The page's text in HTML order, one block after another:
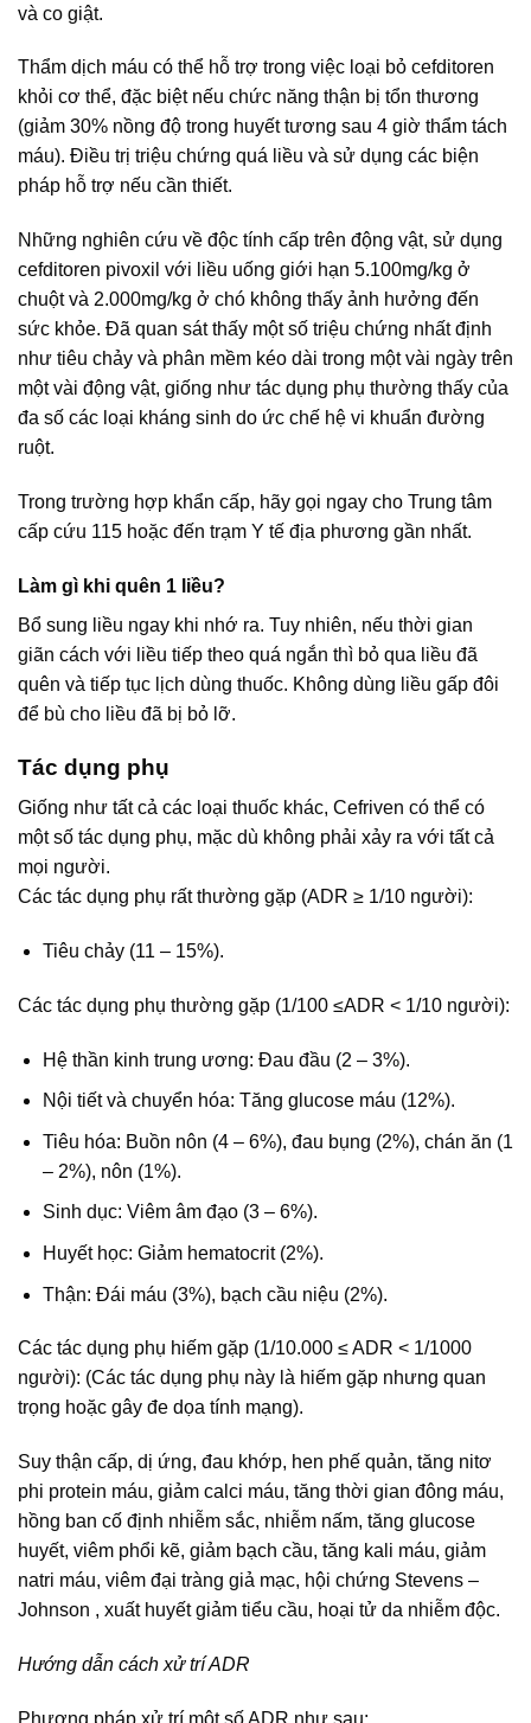
và co giật.
Thẩm dịch máu có thể hỗ trợ trong việc loại bỏ cefditoren
khỏi cơ thể, đặc biệt nếu chức năng thận bị tổn thương
(giảm 30% nồng độ trong huyết tương sau 4 giờ thẩm tách
máu). Điều trị triệu chứng quá liều và sử dụng các biện
pháp hỗ trợ nếu cần thiết.
Những nghiên cứu về độc tính cấp trên động vật, sử dụng
cefditoren pivoxil với liều uống giới hạn 5.100mg/kg ở
chuột và 2.000mg/kg ở chó không thấy ảnh hưởng đến
sức khỏe. Đã quan sát thấy một số triệu chứng nhất định
như tiêu chảy và phân mềm kéo dài trong một vài ngày trên
một vài động vật, giống như tác dụng phụ thường thấy của
đa số các loại kháng sinh do ức chế hệ vi khuẩn đường
ruột.
Trong trường hợp khẩn cấp, hãy gọi ngay cho Trung tâm
cấp cứu 115 hoặc đến trạm Y tế địa phương gần nhất.
Làm gì khi quên 1 liều?
Bổ sung liều ngay khi nhớ ra. Tuy nhiên, nếu thời gian
giãn cách với liều tiếp theo quá ngắn thì bỏ qua liều đã
quên và tiếp tục lịch dùng thuốc. Không dùng liều gấp đôi
để bù cho liều đã bị bỏ lỡ.
Tác dụng phụ
Giống như tất cả các loại thuốc khác, Cefriven có thể có
một số tác dụng phụ, mặc dù không phải xảy ra với tất cả
mọi người.
Các tác dụng phụ rất thường gặp (ADR ≥ 1/10 người):
Tiêu chảy (11 – 15%).
Các tác dụng phụ thường gặp (1/100 ≤ADR < 1/10 người):
Hệ thần kinh trung ương: Đau đầu (2 – 3%).
Nội tiết và chuyển hóa: Tăng glucose máu (12%).
Tiêu hóa: Buồn nôn (4 – 6%), đau bụng (2%), chán ăn (1
– 2%), nôn (1%).
Sinh dục: Viêm âm đạo (3 – 6%).
Huyết học: Giảm hematocrit (2%).
Thận: Đái máu (3%), bạch cầu niệu (2%).
Các tác dụng phụ hiếm gặp (1/10.000 ≤ ADR < 1/1000
người): (Các tác dụng phụ này là hiếm gặp nhưng quan
trọng hoặc gây đe dọa tính mạng).
Suy thận cấp, dị ứng, đau khớp, hen phế quản, tăng nitơ
phi protein máu, giảm calci máu, tăng thời gian đông máu,
hồng ban cố định nhiễm sắc, nhiễm nấm, tăng glucose
huyết, viêm phổi kẽ, giảm bạch cầu, tăng kali máu, giảm
natri máu, viêm đại tràng giả mạc, hội chứng Stevens –
Johnson , xuất huyết giảm tiểu cầu, hoại tử da nhiễm độc.
Hướng dẫn cách xử trí ADR
Phương pháp xử trí một số ADR như sau: